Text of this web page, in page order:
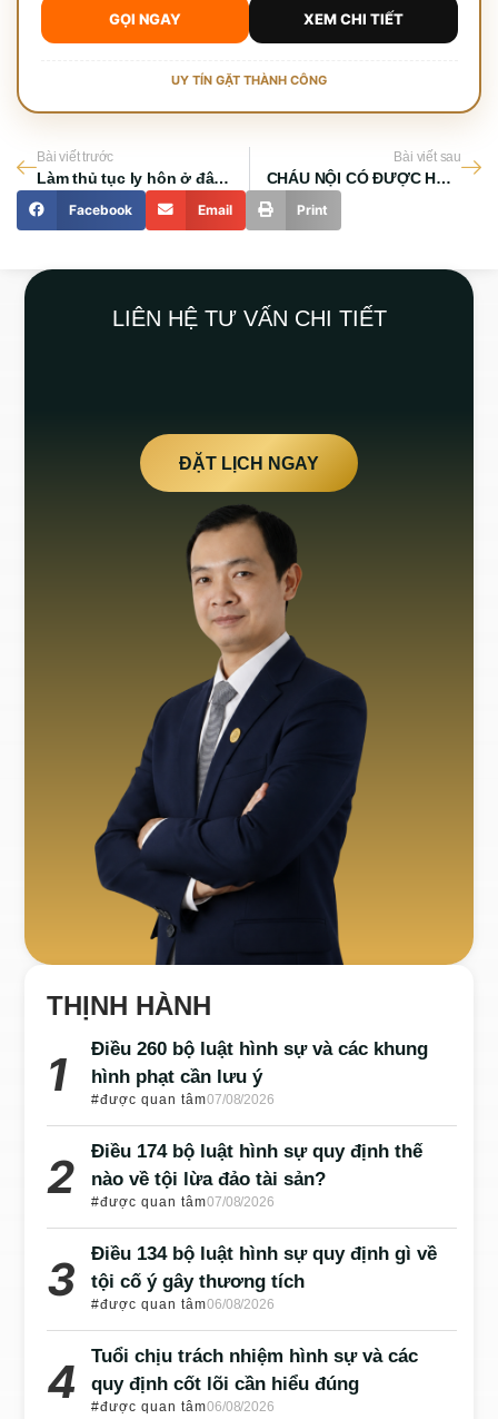
GỌI NGAY XEM CHI TIẾT
UY TÍN GẶT THÀNH CÔNG
Bài viết trước
Làm thủ tục ly hôn ở đâu? Cần những giấy tờ gì?
Bài viết sau
CHÁU NỘI CÓ ĐƯỢC HƯỞNG THỪA KẾ KHÔNG?
Facebook Email Print
LIÊN HỆ TƯ VẤN CHI TIẾT
ĐẶT LỊCH NGAY
THỊNH HÀNH
Điều 260 bộ luật hình sự và các khung
hình phạt cần lưu ý
#được quan tâm07/08/2026
Điều 174 bộ luật hình sự quy định thế
nào về tội lừa đảo tài sản?
#được quan tâm07/08/2026
Điều 134 bộ luật hình sự quy định gì về
tội cố ý gây thương tích
#được quan tâm06/08/2026
Tuổi chịu trách nhiệm hình sự và các
quy định cốt lõi cần hiểu đúng
#được quan tâm06/08/2026